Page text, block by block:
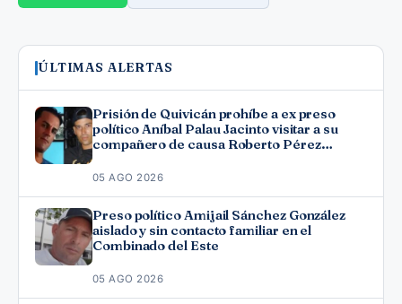
ÚLTIMAS ALERTAS
Prisión de Quivicán prohíbe a ex preso
político Aníbal Palau Jacinto visitar a su
compañero de causa Roberto Pérez
05 AGO 2026
Preso político Amijail Sánchez González
aislado y sin contacto familiar en el
Combinado del Este
05 AGO 2026